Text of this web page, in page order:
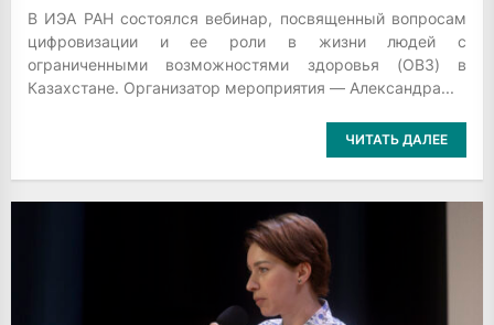
В ИЭА РАН состоялся вебинар, посвященный вопросам
цифровизации и ее роли в жизни людей с
ограниченными возможностями здоровья (ОВЗ) в
Казахстане. Организатор мероприятия — Александра...
ЧИТАТЬ ДАЛЕЕ